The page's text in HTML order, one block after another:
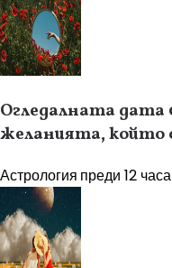
Огледалната дата
желанията, който
Астрология преди 12 часа